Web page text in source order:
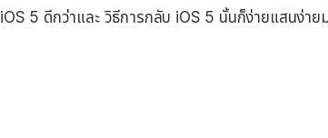
5 ดีกว่าและ วิธีการกลับ iOS 5 นั้นก็ง่ายแสนง่าย